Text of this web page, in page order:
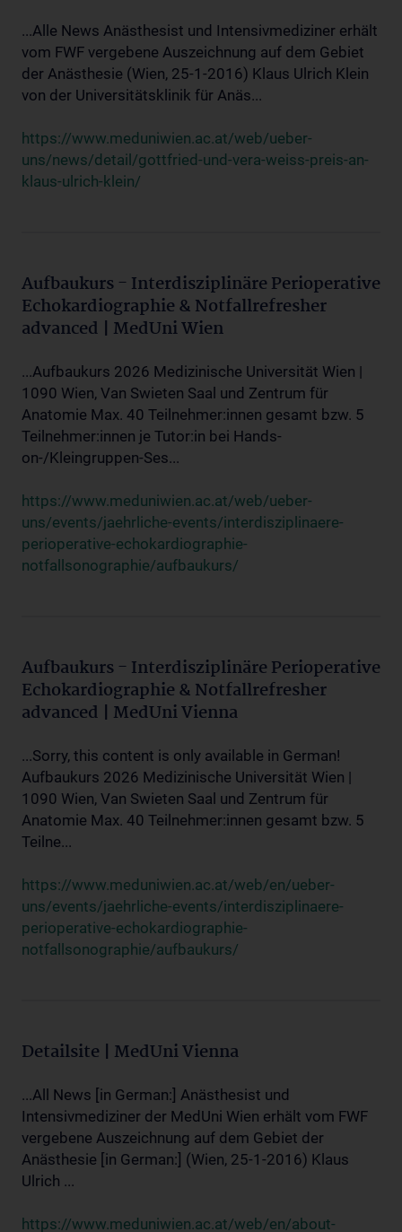
...Alle News Anästhesist und Intensivmediziner erhält
vom FWF vergebene Auszeichnung auf dem Gebiet
der Anästhesie (Wien, 25-1-2016) Klaus Ulrich Klein
von der Universitätsklinik für Anäs...
https://www.meduniwien.ac.at/web/ueber-
uns/news/detail/gottfried-und-vera-weiss-preis-an-
klaus-ulrich-klein/
Aufbaukurs - Interdisziplinäre Perioperative
Echokardiographie & Notfallrefresher
advanced | MedUni Wien
...Aufbaukurs 2026 Medizinische Universität Wien |
1090 Wien, Van Swieten Saal und Zentrum für
Anatomie Max. 40 Teilnehmer:innen gesamt bzw. 5
Teilnehmer:innen je Tutor:in bei Hands-
on-/Kleingruppen-Ses...
https://www.meduniwien.ac.at/web/ueber-
uns/events/jaehrliche-events/interdisziplinaere-
perioperative-echokardiographie-
notfallsonographie/aufbaukurs/
Aufbaukurs - Interdisziplinäre Perioperative
Echokardiographie & Notfallrefresher
advanced | MedUni Vienna
...Sorry, this content is only available in German!
Aufbaukurs 2026 Medizinische Universität Wien |
1090 Wien, Van Swieten Saal und Zentrum für
Anatomie Max. 40 Teilnehmer:innen gesamt bzw. 5
Teilne...
https://www.meduniwien.ac.at/web/en/ueber-
uns/events/jaehrliche-events/interdisziplinaere-
perioperative-echokardiographie-
notfallsonographie/aufbaukurs/
Detailsite | MedUni Vienna
...All News [in German:] Anästhesist und
Intensivmediziner der MedUni Wien erhält vom FWF
vergebene Auszeichnung auf dem Gebiet der
Anästhesie [in German:] (Wien, 25-1-2016) Klaus
Ulrich ...
https://www.meduniwien.ac.at/web/en/about-